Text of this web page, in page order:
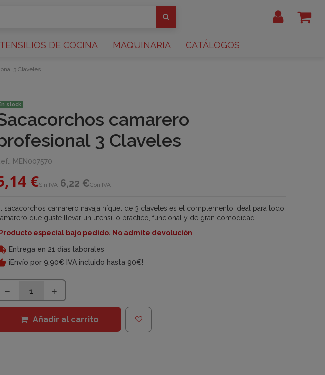
DE COCINA MAQUINARIA CATÁLOGOS
3 Claveles
stock
camarero
3 Claveles
MEN007570
€Sin IVA 6,22 €Con IVA
sacacorchos camarero navaja níquel de 3 claveles es el complemento ideal para todo
que guste llevar un utensilio práctico, funcional y de gran comodidad
especial bajo pedido. No admite devolución
Entrega en 21 días laborales
¡Envío por 9,90€ IVA incluido hasta 90€!
Añadir al carrito